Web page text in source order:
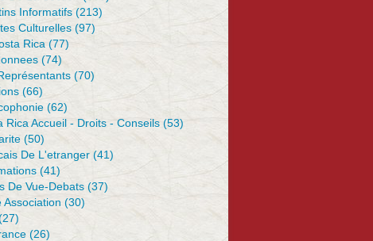
Informatifs(213)
Culturelles (97)
Rica (77)
(74)
(70)
(66)
(62)
Rica Accueil - Droits - Conseils (53)
(50)
De L'etranger (41)
(41)
De Vue-Debats (37)
Association (30)
(26)